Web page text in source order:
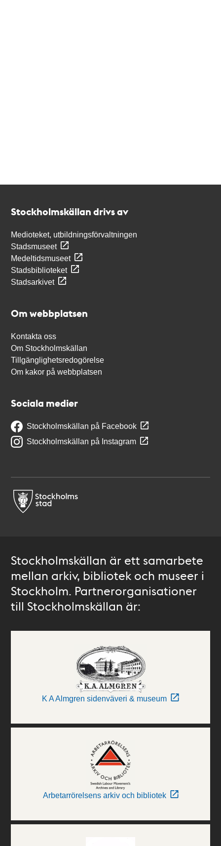
Stockholmskällan drivs av
Medioteket, utbildningsförvaltningen
Stadsmuseet
Medeltidsmuseet
Stadsbiblioteket
Stadsarkivet
Om webbplatsen
Kontakta oss
Om Stockholmskällan
Tillgänglighetsredogörelse
Om kakor på webbplatsen
Sociala medier
Stockholmskällan på Facebook
Stockholmskällan på Instagram
Stockholmskällan är ett samarbete
mellan arkiv, bibliotek och museer i
Stockholm. Partnerorganisationer
till Stockholmskällan är:
K A Almgren sidenväveri & museum
Arbetarrörelsens arkiv och bibliotek